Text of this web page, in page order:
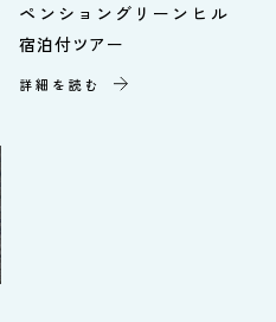
ペンショングリーンヒル
宿泊付ツアー
詳細を読む